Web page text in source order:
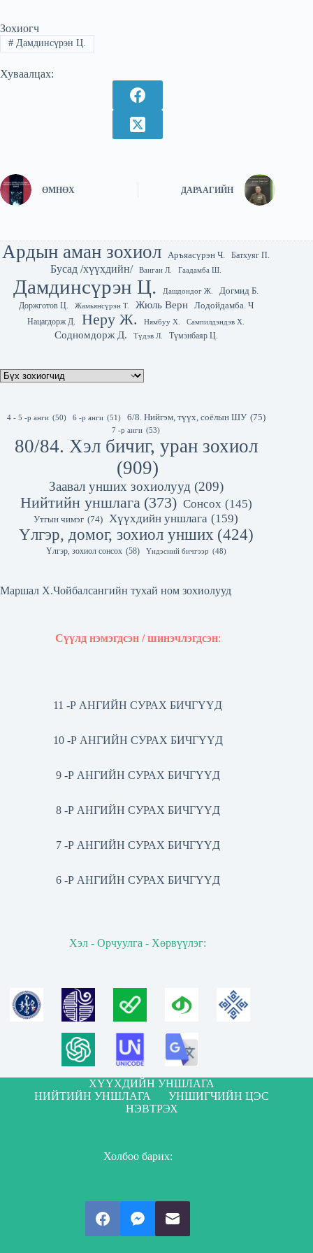
Зохиогч
#Дамдинсүрэн Ц.
Хуваалцах:
ӨМНӨХ ДАРААГИЙН
Ардын аман зохиол Аръяасүрэн Ч. Батхуяг П.
Бусад /хүүхдийн/ Ванган Л. Гаадамба Ш.
Дамдинсүрэн Ц. Дашдондог Ж.
Догмид Б.
Доржготов Ц.
Жамьянсүрэн Т. Жюль Верн Лодойдамба. Ч
Нацагдорж Д. Неру Ж. Нямбуу Х. Сампилдэндэв Х.
Содномдорж Д. Түдэв Л. Түмэнбаяр Ц.
4 - 5 -р анги (50) 6 -р анги (51) 6/8. Нийгэм, түүх, соёлын ШУ (75)
7 -р анги (53)
80/84. Хэл бичиг, уран зохиол
(909)
Заавал унших зохиолууд (209)
Нийтийн уншлага (373) Сонсох (145)
Утгын чимэг (74) Хүүхдийн уншлага (159)
Үлгэр, домог, зохиол унших (424)
Үлгэр, зохиол сонсох (58) Үндэсний бичгээр (48)
Маршал Х.Чойбалсангийн тухай ном зохиолууд
Сүүлд нэмэгдсэн / шинэчлэгдсэн:
11 -Р АНГИЙН СУРАХ БИЧГҮҮД
10 -Р АНГИЙН СУРАХ БИЧГҮҮД
9 -Р АНГИЙН СУРАХ БИЧГҮҮД
8 -Р АНГИЙН СУРАХ БИЧГҮҮД
7 -Р АНГИЙН СУРАХ БИЧГҮҮД
6 -Р АНГИЙН СУРАХ БИЧГҮҮД
Хэл - Орчуулга - Хөрвүүлэг:
ХҮҮХДИЙН УНШЛАГА
НИЙТИЙН УНШЛАГА
УНШИГЧИЙН ЦЭС
НЭВТРЭХ
Холбоо барих: